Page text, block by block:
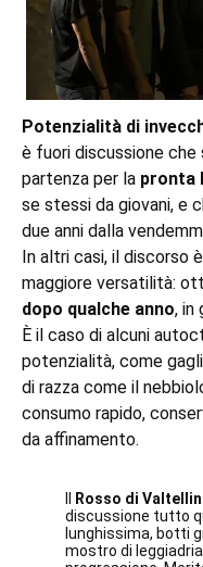
Potenzialità di
è fuori discussione
partenza per la pronta
se stessi da giovani, e
due anni dalla
In altri casi, il discorso
maggiore versatilità:
dopo qualche anno, in
È il caso di alcuni
potenzialità, come
di razza come il
consumo rapido,
da affinamento.
Rosso di
discussione tutto
lunghissima, botti
mostro di